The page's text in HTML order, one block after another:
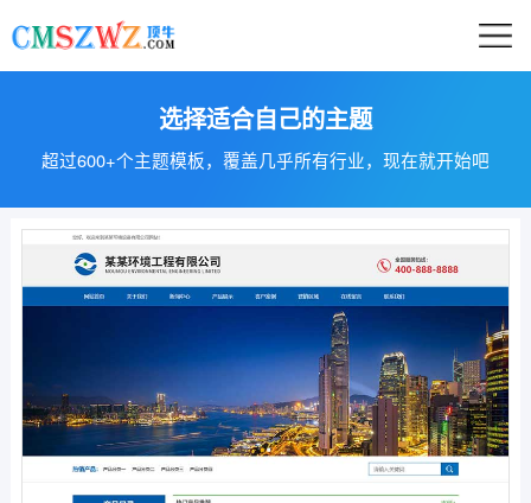
选择适合自己的主题
超过600+个主题模板，覆盖几乎所有行业，现在就开始吧